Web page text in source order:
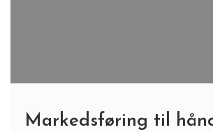
Markedsføring til